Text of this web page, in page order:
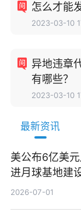
怎么才能
2023-03-10
异地违章
有哪些？
2023-03-10
最新资讯
美公布6亿美
进月球基地建
2026-07-01